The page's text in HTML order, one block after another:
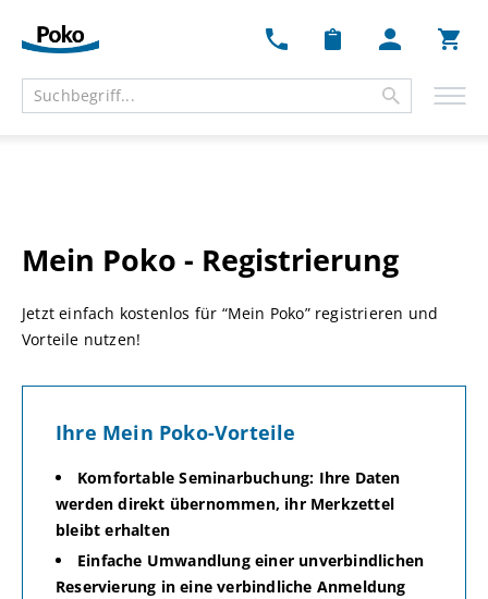
Mein Poko - Registrierung
Jetzt einfach kostenlos für “Mein Poko” registrieren und
Vorteile nutzen!
Ihre Mein Poko-Vorteile
Komfortable Seminarbuchung: Ihre Daten
werden direkt übernommen, ihr Merkzettel
bleibt erhalten
Einfache Umwandlung einer unverbindlichen
Reservierung in eine verbindliche Anmeldung